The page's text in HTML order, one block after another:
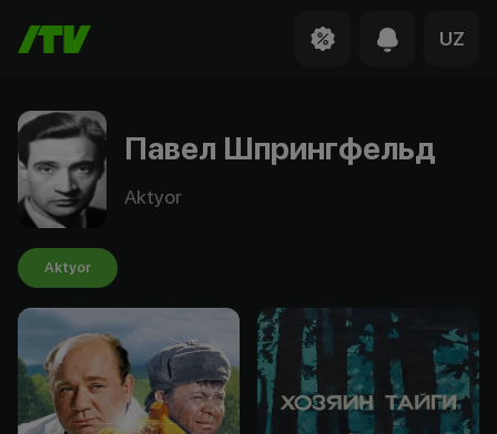
UZ
Павел Шпрингфельд
Aktyor
Aktyor